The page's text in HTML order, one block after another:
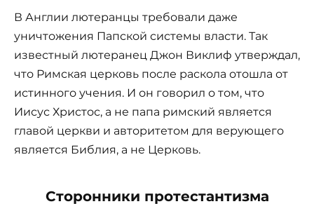
В Англии лютеранцы требовали даже
уничтожения Папской системы власти. Так
известный лютеранец Джон Виклиф утверждал,
что Римская церковь после раскола отошла от
истинного учения. И он говорил о том, что
Иисус Христос, а не папа римский является
главой церкви и авторитетом для верующего
является Библия, а не Церковь.
Сторонники протестантизма